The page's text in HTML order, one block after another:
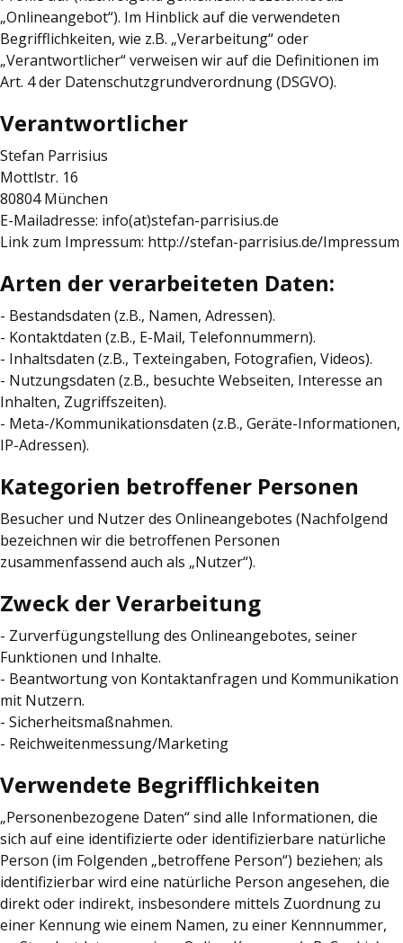
„Onlineangebot“). Im Hinblick auf die verwendeten
Begrifflichkeiten, wie z.B. „Verarbeitung“ oder
„Verantwortlicher“ verweisen wir auf die Definitionen im
Art. 4 der Datenschutzgrundverordnung (DSGVO).
Verantwortlicher
Stefan Parrisius
Mottlstr. 16
80804 München
E-Mailadresse: info(at)stefan-parrisius.de
Link zum Impressum: http://stefan-parrisius.de/Impressum
Arten der verarbeiteten Daten:
- Bestandsdaten (z.B., Namen, Adressen).
- Kontaktdaten (z.B., E-Mail, Telefonnummern).
- Inhaltsdaten (z.B., Texteingaben, Fotografien, Videos).
- Nutzungsdaten (z.B., besuchte Webseiten, Interesse an
Inhalten, Zugriffszeiten).
- Meta-/Kommunikationsdaten (z.B., Geräte-Informationen,
IP-Adressen).
Kategorien betroffener Personen
Besucher und Nutzer des Onlineangebotes (Nachfolgend
bezeichnen wir die betroffenen Personen
zusammenfassend auch als „Nutzer“).
Zweck der Verarbeitung
- Zurverfügungstellung des Onlineangebotes, seiner
Funktionen und Inhalte.
- Beantwortung von Kontaktanfragen und Kommunikation
mit Nutzern.
- Sicherheitsmaßnahmen.
- Reichweitenmessung/Marketing
Verwendete Begrifflichkeiten
„Personenbezogene Daten“ sind alle Informationen, die
sich auf eine identifizierte oder identifizierbare natürliche
Person (im Folgenden „betroffene Person“) beziehen; als
identifizierbar wird eine natürliche Person angesehen, die
direkt oder indirekt, insbesondere mittels Zuordnung zu
einer Kennung wie einem Namen, zu einer Kennnummer,